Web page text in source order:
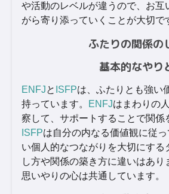
や活動のレベルが違うので、お互
がら寄り添っていくことが大切で
ふたりの関係の
基本的なやり
ENFJと ISFPは、ふたりとも強い
持っています。
ENFJはまわりの
察して、サポートすることで関係
ISFPは自分の内なる価値観に従
い個人的なつながりを大切にする
し方や関係の築き方に違いはあり
思いやりの心は共通しています。